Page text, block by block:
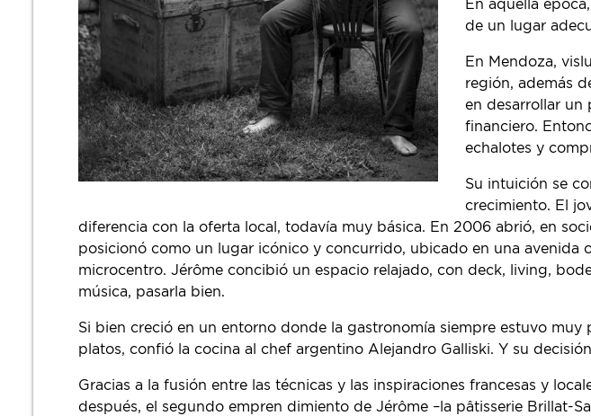
En aquella
de un lugar
En Mendoza,
región, además
en desarrollar un
financiero.
echalotes y
Su intuición se
crecimiento. El
diferencia con la oferta local, todavía muy básica. En 2006 abrió, en
posicionó como un lugar icónico y concurrido, ubicado en una avenida
microcentro. Jérôme concibió un espacio relajado, con deck, living,
música, pasarla bien.
Si bien creció en un entorno donde la gastronomía siempre estuvo
platos, confió la cocina al chef argentino Alejandro Galliski. Y su
Gracias a la fusión entre las técnicas y las inspiraciones francesas y
después, el segundo empren dimiento de Jérôme –la pâtisserie Brillat-